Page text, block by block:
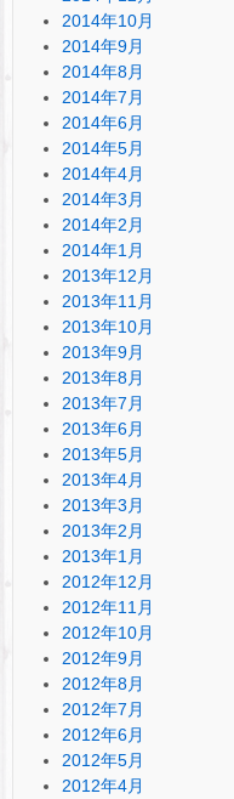
2014年10月
2014年9月
2014年8月
2014年7月
2014年6月
2014年5月
2014年4月
2014年3月
2014年2月
2014年1月
2013年12月
2013年11月
2013年10月
2013年9月
2013年8月
2013年7月
2013年6月
2013年5月
2013年4月
2013年3月
2013年2月
2013年1月
2012年12月
2012年11月
2012年10月
2012年9月
2012年8月
2012年7月
2012年6月
2012年5月
2012年4月